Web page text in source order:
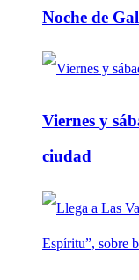
Noche de
Viernes y
ciudad